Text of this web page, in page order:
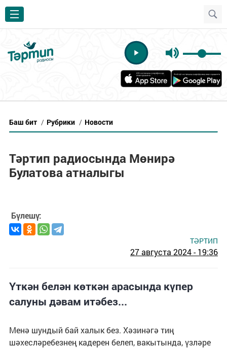
Баш бит / Рубрики / Новости
Тәртип радиосында Мөнирә
Булатова атналыгы
Бүлешү:
ТӘРТИП
27 августа 2024 - 19:36
Үткән белән көткән арасында күпер
салуны дәвам итәбез...
Менә шундый бай халык без. Хәзинәгә тиң
шәхесләребезнең кадерен белеп, вакытында, үзләре